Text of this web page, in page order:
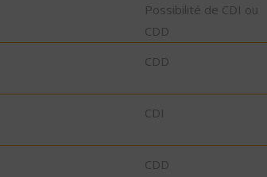
Possibilité de CDI ou
CDD
CDD
CDI
CDD